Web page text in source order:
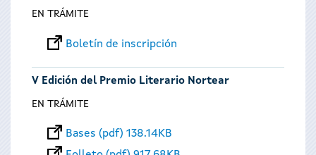
EN TRÁMITE
Boletín de inscripción
V Edición del Premio Literario Nortear
EN TRÁMITE
Bases (pdf) 138.14KB